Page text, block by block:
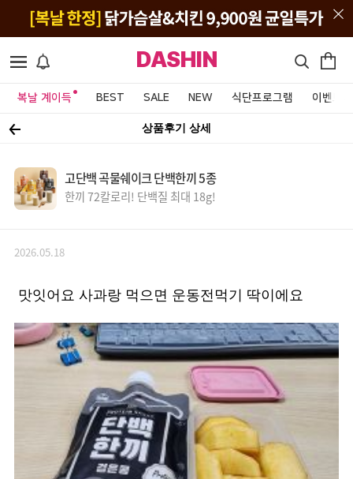
DASHIN
복날 계이득 BEST SALE NEW 식단프로그램 이벤트&
상품후기 상세
고단백 곡물쉐이크 단백한끼 5종
한끼 72칼로리! 단백질 최대 18g!
2026.05.18
맛잇어요 사과랑 먹으면 운동전먹기 딱이에요